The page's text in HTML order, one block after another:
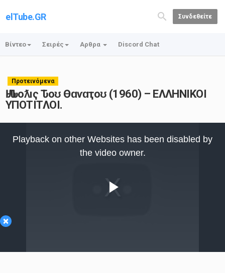
elTube.GR Συνδεθείτε
Βίντεο Σειρές Αρθρα Discord Chat
Προτεινόμενα
Ԋ Ԉоƛıҁ Ԏоʊ Өɑѵɑҭоʊ (1960) – ΕΛΛΗΝΙΚΟΙ
ΥΠΟΤΙΤΛΟΙ.
×
Video
Playback on other Websites has been disabled by
the video owner.